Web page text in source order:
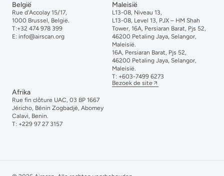
België
Rue d'Accolay 15/17,
1000 Brussel, België.
T:+32 474 978 399
E: info@airscan.org
Maleisië
L13-08, Niveau 13,
L13-08, Level 13, PJX – HM Shah
Tower, 16A, Persiaran Barat, Pjs 52,
46200 Petaling Jaya, Selangor,
Maleisië.
16A, Persiaran Barat, Pjs 52,
46200 Petaling Jaya, Selangor,
Maleisië.
T: +603-7499 6273
Bezoek de site
Afrika
Rue fin clôture UAC, 03 BP 1667
Jéricho, Bénin Zogbadjè, Abomey
Calavi, Benin.
T: +229 97 27 3157